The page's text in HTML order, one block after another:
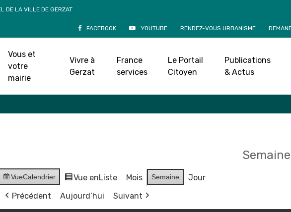
DE LA VILLE DE GERZAT
FACEBOOK YOUTUBE RENDEZ-VOUS URBANISME
Vous et
votre
mairie
Vivre à
Gerzat
France
services
Le Portail
Citoyen
Publications
& Actus
Accueil»Agenda
VueCalendrier Vue enListe Mois Semaine
Jour
Précédent
Aujourd’hui Suivant